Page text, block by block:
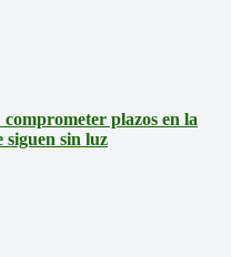
plazos en la
siguen sin luz